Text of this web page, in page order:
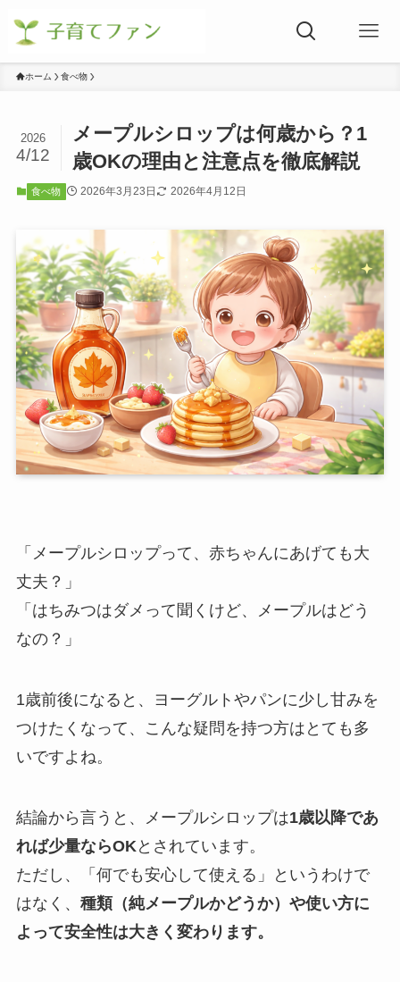
ホーム 食べ物
メープルシロップは何歳から？1
歳OKの理由と注意点を徹底解説
2026
4/12
食べ物 2026年3月23日 2026年4月12日
「メープルシロップって、赤ちゃんにあげても大
丈夫？」
「はちみつはダメって聞くけど、メープルはどう
なの？」
1歳前後になると、ヨーグルトやパンに少し甘みを
つけたくなって、こんな疑問を持つ方はとても多
いですよね。
結論から言うと、メープルシロップは1歳以降であ
れば少量ならOK とされています。
ただし、「何でも安心して使える」というわけで
はなく、 種類（純メープルかどうか）や使い方に
よって安全性は大きく変わります。